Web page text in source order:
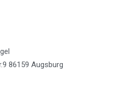
86159 Augsburg